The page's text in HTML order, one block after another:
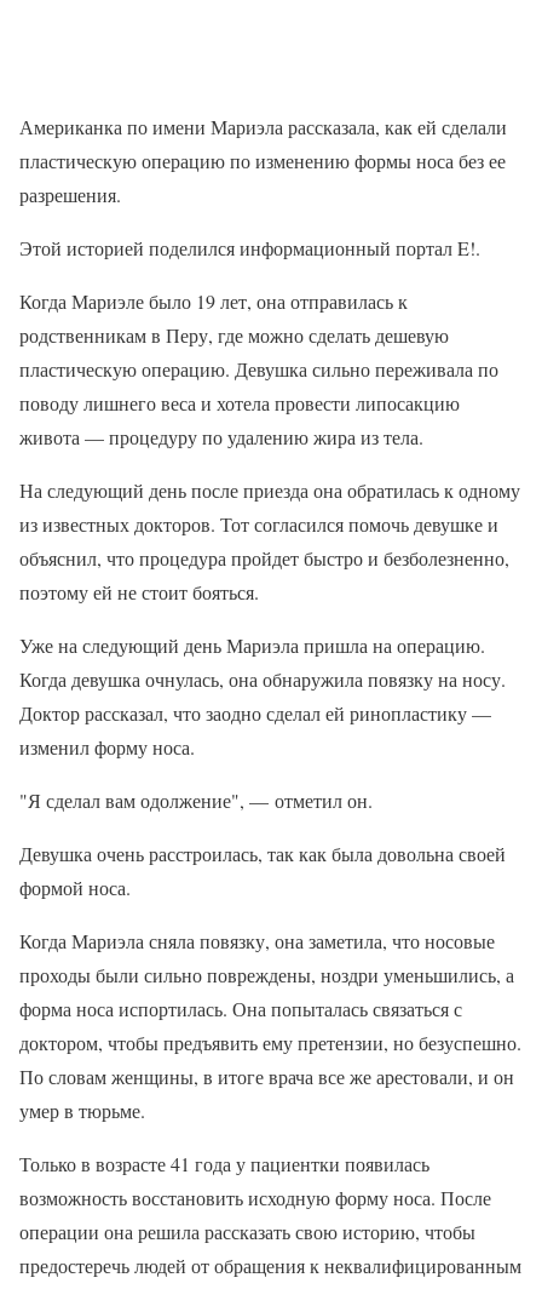
Американка по имени Мариэла рассказала, как ей сделали
пластическую операцию по изменению формы носа без ее
разрешения.
Этой историей поделился информационный портал E!.
Когда Мариэле было 19 лет, она отправилась к
родственникам в Перу, где можно сделать дешевую
пластическую операцию. Девушка сильно переживала по
поводу лишнего веса и хотела провести липосакцию
живота — процедуру по удалению жира из тела.
На следующий день после приезда она обратилась к одному
из известных докторов. Тот согласился помочь девушке и
объяснил, что процедура пройдет быстро и безболезненно,
поэтому ей не стоит бояться.
Уже на следующий день Мариэла пришла на операцию.
Когда девушка очнулась, она обнаружила повязку на носу.
Доктор рассказал, что заодно сделал ей ринопластику —
изменил форму носа.
"Я сделал вам одолжение", — отметил он.
Девушка очень расстроилась, так как была довольна своей
формой носа.
Когда Мариэла сняла повязку, она заметила, что носовые
проходы были сильно повреждены, ноздри уменьшились, а
форма носа испортилась. Она попыталась связаться с
доктором, чтобы предъявить ему претензии, но безуспешно.
По словам женщины, в итоге врача все же арестовали, и он
умер в тюрьме.
Только в возрасте 41 года у пациентки появилась
возможность восстановить исходную форму носа. После
операции она решила рассказать свою историю, чтобы
предостеречь людей от обращения к неквалифицированным